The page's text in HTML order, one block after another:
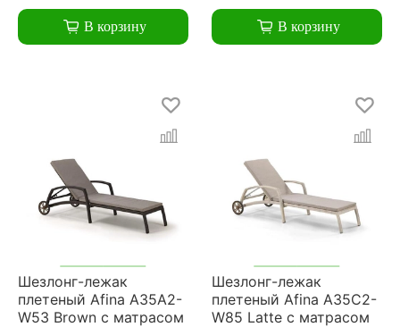
В корзину В корзину
Шезлонг-лежак
плетеный Afina A35A2-
W53 Brown с матрасом
Шезлонг-лежак
плетеный Afina A35C2-
W85 Latte с матрасом